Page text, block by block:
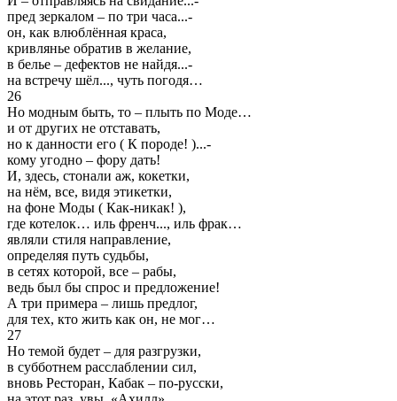
пред зеркалом – по три часа...-
он, как влюблённая краса,
кривлянье обратив в желание,
в белье – дефектов не найдя...-
на встречу шёл..., чуть погодя…
26
Но модным быть, то – плыть по Моде…
и от других не отставать,
но к данности его ( К породе! )...-
кому угодно – фору дать!
И, здесь, стонали аж, кокетки,
на нём, все, видя этикетки,
на фоне Моды ( Как-никак! ),
где котелок… иль френч..., иль фрак…
являли стиля направление,
определяя путь судьбы,
в сетях которой, все – рабы,
ведь был бы спрос и предложение!
А три примера – лишь предлог,
для тех, кто жить как он, не мог…
27
Но темой будет – для разгрузки,
в субботнем расслаблении сил,
вновь Ресторан, Кабак – по-русски,